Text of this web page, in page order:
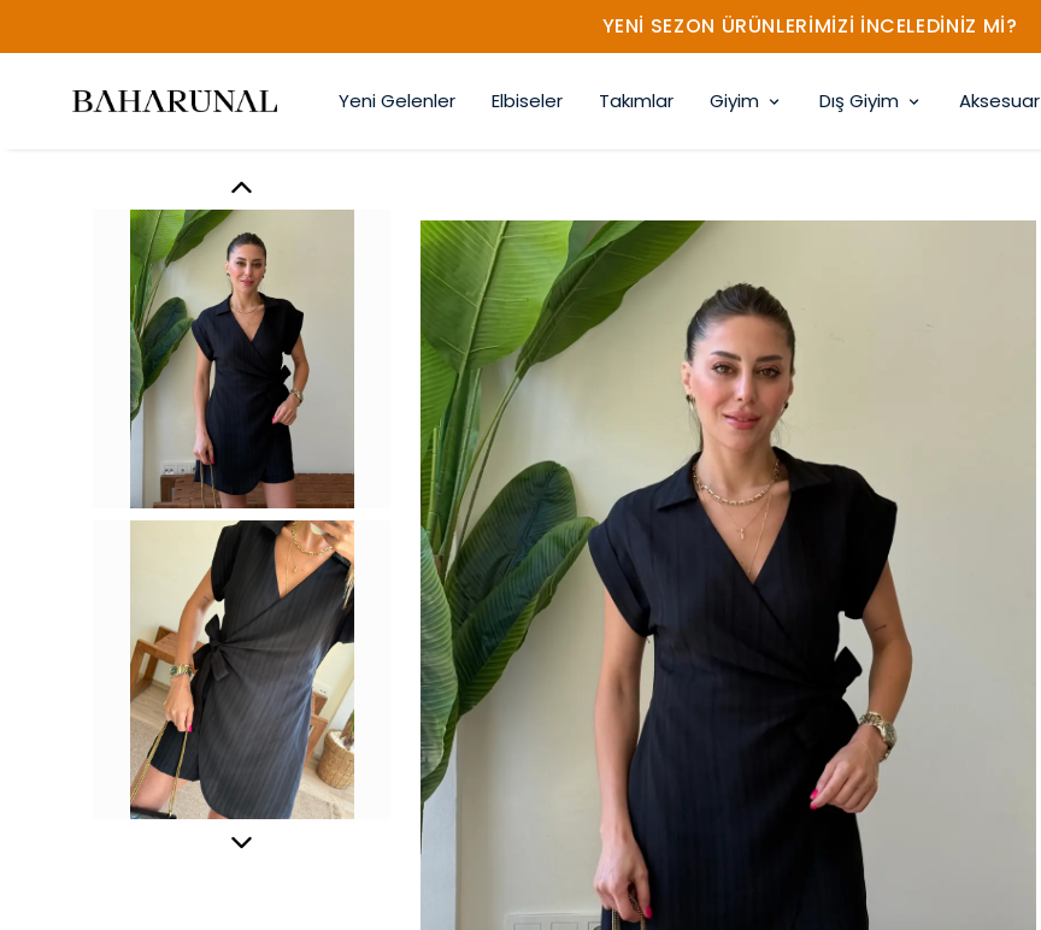
YENİ SEZON ÜRÜNLERİMİZİ İNCELEDİNİZ Mİ?
Yeni Gelenler Elbiseler Takımlar Giyim Dış Giyim Aksesuar